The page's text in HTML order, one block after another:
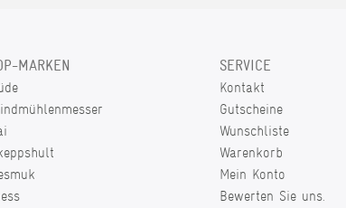
MARKEN
SERVICE
Kontakt
Gutscheine
Wunschliste
Warenkorb
Mein Konto
Bewerten Sie uns.